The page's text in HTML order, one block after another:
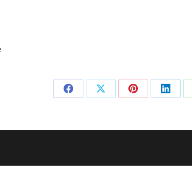
Partager
Facebook
Partager
X
Partager
Pinterest